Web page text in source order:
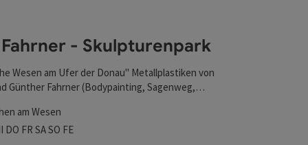
- Skulpturenpark
Wesen am Ufer der Donau" Metallplastiken von
Günther Fahrner (Bodypainting, Sagenweg,
am Wesen
geöffnetgeöffnet
Mittwoch geöffnet
DO Donnerstag geöffnet
FR Freitag geöffnet
SASamstag geöffnet
SO Sonntag geöffnet
FEFeiertag geöffnet